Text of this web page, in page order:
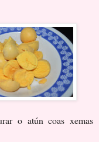
o atún coas xemas